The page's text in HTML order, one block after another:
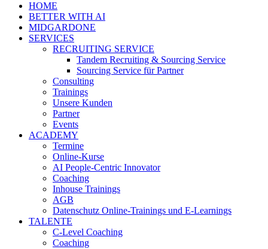
HOME
BETTER WITH AI
MIDGARDONE
SERVICES
RECRUITING SERVICE
Tandem Recruiting & Sourcing Service
Sourcing Service für Partner
Consulting
Trainings
Unsere Kunden
Partner
Events
ACADEMY
Termine
Online-Kurse
AI People-Centric Innovator
Coaching
Inhouse Trainings
AGB
Datenschutz Online-Trainings und E-Learnings
TALENTE
C-Level Coaching
Coaching